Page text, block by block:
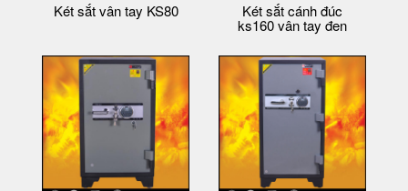
Két sắt vân tay KS80 Két sắt cánh đúc
ks160 vân tay đen